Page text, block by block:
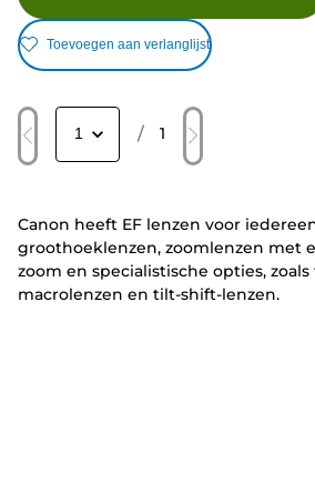
Toevoegen aan verlanglijst
/ 1
Canon heeft EF lenzen voor
groothoeklenzen, zoomlenzen met
zoom en specialistische opties,
macrolenzen en tilt-shift-lenzen.